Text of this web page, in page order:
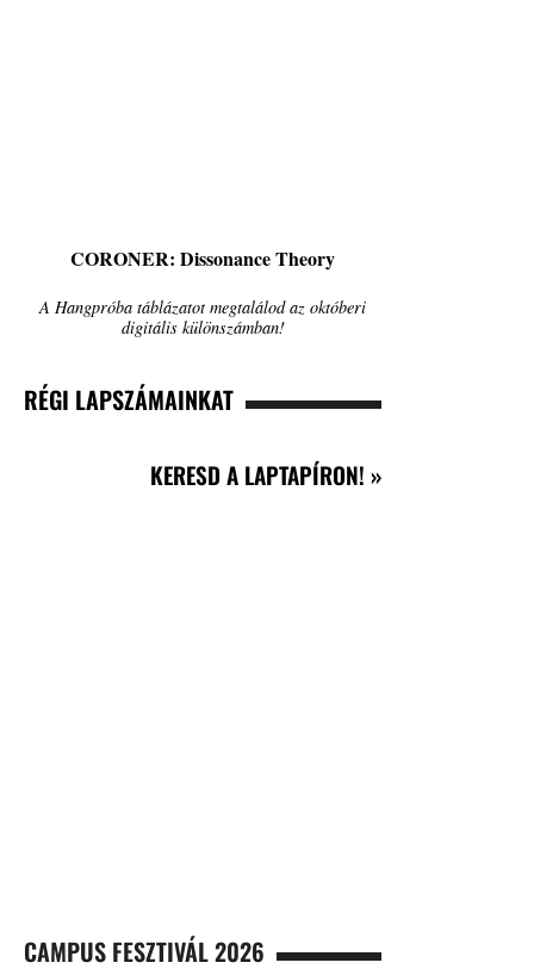
CORONER: Dissonance Theory
A Hangpróba táblázatot megtalálod az októberi
digitális különszámban!
RÉGI LAPSZÁMAINKAT
KERESD A LAPTAPÍRON! »
CAMPUS FESZTIVÁL 2026